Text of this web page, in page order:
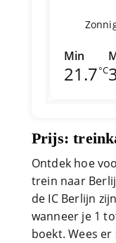
Min
21.7°C
Prijs:
Ontdek hoe
trein naar
de IC Berlijn
wanneer je 1
boekt. Wees er